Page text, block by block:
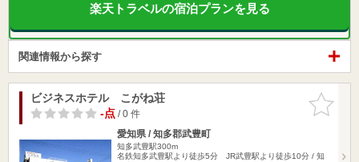
楽天トラベルの宿泊プランを見る
関連情報から探す
お気に入
りに追加
ビジネスホテル こがね荘
-点/ 0 件
愛知県 / 知多郡武豊町
知多武豊駅300m
名鉄知多武豊駅より徒歩5分 JR武豊駅より徒歩10分 / 知